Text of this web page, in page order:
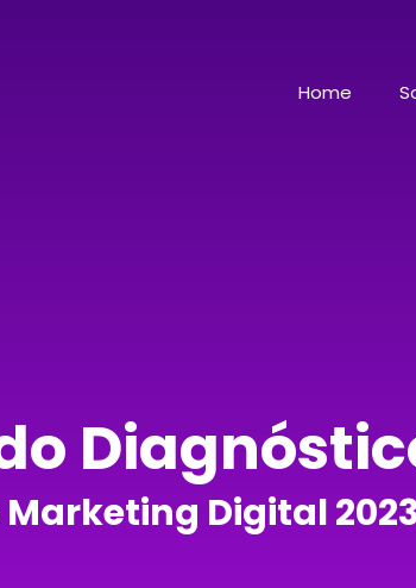
Home
Marketing Digital